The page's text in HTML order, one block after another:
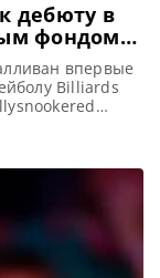
дебюту в
фондом
впервые
Billiards
любителями
в престижном